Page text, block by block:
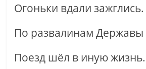
Огоньки вдали зажглись.
По развалинам Державы
Поезд шёл в иную жизнь.